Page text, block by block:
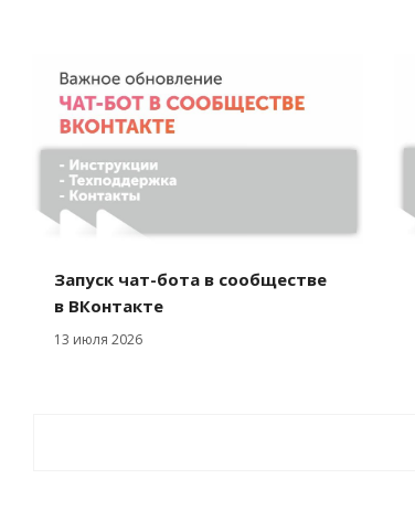
Запуск чат-бота в сообществе
в ВКонтакте
13 июля 2026